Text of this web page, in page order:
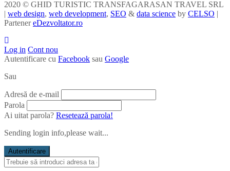
2020 © GHID TURISTIC TRANSFAGARASAN TRAVEL SRL
| web design, web development, SEO & data science by CELSO |
PartenereDezvoltator.ro
Log in Cont nou
Autentificare cu Facebook sau Google
Sau
Adresă de e-mail
Parola
Ai uitat parola? Resetează parola!
Sending login info,please wait...
Autentificare